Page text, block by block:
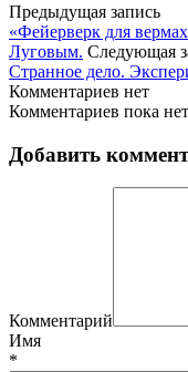
Предыдущая запись
«Фейерверк для
Луговым. Следующая
Странное дело.
Комментариев нет
Комментариев пока
Добавить
Комментарий
Имя
*